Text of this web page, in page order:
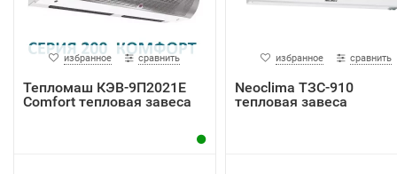
избранное сравнить
Тепломаш КЭВ-9П2021Е
Comfort тепловая завеса
избранное сравнить
Neoclima ТЗС-910
тепловая завеса